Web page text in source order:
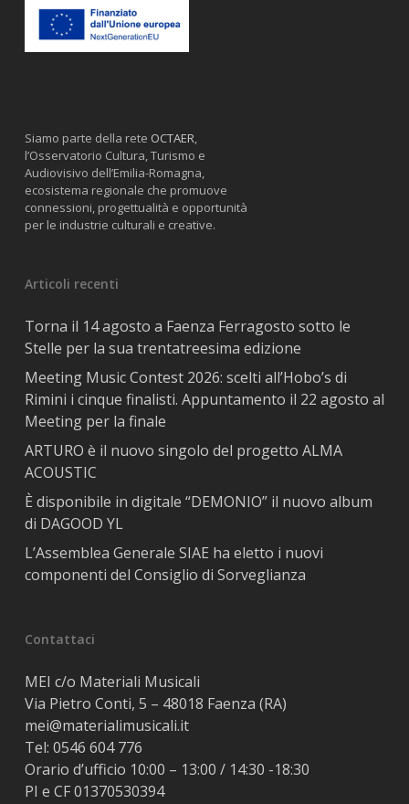
Siamo parte della rete OCTAER,
l’Osservatorio Cultura, Turismo e
Audiovisivo dell’Emilia-Romagna,
ecosistema regionale che promuove
connessioni, progettualità e opportunità
per le industrie culturali e creative.
Articoli recenti
Torna il 14 agosto a Faenza Ferragosto sotto le
Stelle per la sua trentatreesima edizione
Meeting Music Contest 2026: scelti all’Hobo’s di
Rimini i cinque finalisti. Appuntamento il 22 agosto al
Meeting per la finale
ARTURO è il nuovo singolo del progetto ALMA
ACOUSTIC
È disponibile in digitale “DEMONIO” il nuovo album
di DAGOOD YL
L’Assemblea Generale SIAE ha eletto i nuovi
componenti del Consiglio di Sorveglianza
Contattaci
MEI c/o Materiali Musicali
Via Pietro Conti, 5 – 48018 Faenza (RA)
mei@materialimusicali.it
Tel: 0546 604 776
Orario d’ufficio 10:00 – 13:00 / 14:30 -18:30
PI e CF 01370530394